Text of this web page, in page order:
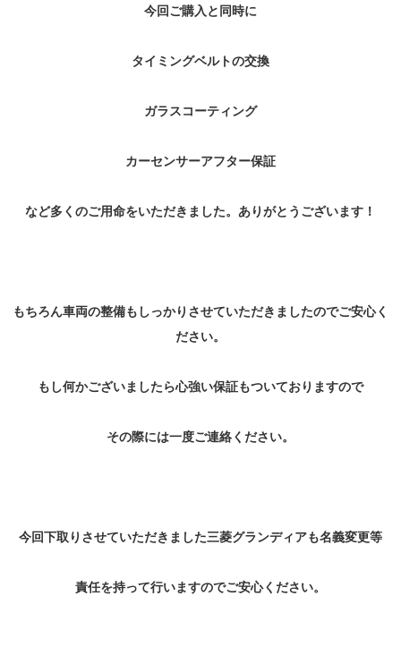
今回ご購入と同時に
タイミングベルトの交換
ガラスコーティング
カーセンサーアフター保証
など多くのご用命をいただきました。ありがとうございます！
もちろん車両の整備もしっかりさせていただきましたのでご安心く
ださい。
もし何かございましたら心強い保証もついておりますので
その際には一度ご連絡ください。
今回下取りさせていただきました三菱グランディアも名義変更等
責任を持って行いますのでご安心ください。